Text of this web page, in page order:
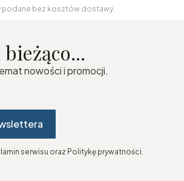
podane bez kosztów dostawy.
nowości i promocji.
serwisu oraz Politykę prywatności.